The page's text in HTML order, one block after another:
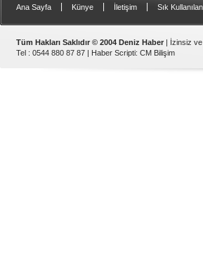
Ana Sayfa Künye İletişim Sık
Tüm Hakları Saklıdır © 2004 Deniz Haber | İzinsiz
Tel : 0544 880 87 87 | Haber Scripti: CM Bilişim